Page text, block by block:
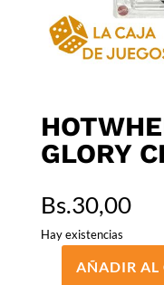
GLORY
Bs.30,00
Hay existencias
HOTWHEELS
AÑADIR AL